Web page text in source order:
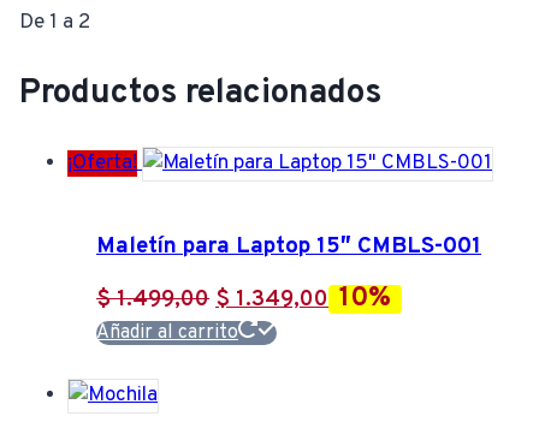
De 1 a 2
Productos relacionados
¡Oferta!
Maletín para Laptop 15″ CMBLS-001
$1.499,00 El
precio
$1.349,00El10%
Añadir al carrito